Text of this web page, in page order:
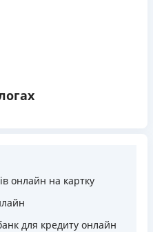
онлайн на картку
для кредиту онлайн